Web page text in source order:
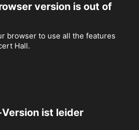
version is out of
browser to use all the features
Hall.
ist leider